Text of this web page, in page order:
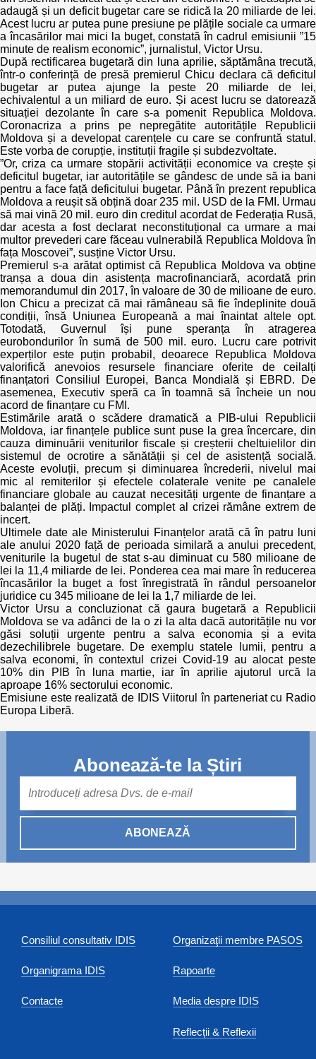
Rapoarte
Inițiative în derulare
Inițiative desfășurate
Manual de proceduri
Note & poziții​
Organigrama IDIS
Anunțuri
Consiliul consulativ internațional IDIS
Politici regionale
Bunele practici
Laborator sociometric
Transparența guvernării locale
People Watch
Proces democratic
Agenda Națională de Business
Puterea hibridă
15 minute de realism economic
Trend Hunter
Buletin EU-STRAT
Aplică la BUNELE PRACTICI
Transparența întreprinderilor de stat
Cele mai bune și cele mai proaste politici locale din
Moldova
Democrația, independența și transparența instituțiilor
publice-cheie din Moldova
Achiziții publice
Achizițiile publice în vizorul societății civile
adaugă și un deficit bugetar care se ridică la 20 miliarde de lei.
Acest lucru ar putea pune presiune pe plățile sociale ca urmare
a încasărilor mai mici la buget, constată în cadrul emisiunii ”15
minute de realism economic”, jurnalistul, Victor Ursu.
După rectificarea bugetară din luna aprilie, săptămâna trecută,
într-o conferință de presă premierul Chicu declara că deficitul
bugetar ar putea ajunge la peste 20 miliarde de lei,
echivalentul a un miliard de euro. Și acest lucru se datorează
situației dezolante în care s-a pomenit Republica Moldova.
Coronacriza a prins pe nepregătite autoritățile Republicii
Moldova și a developat carențele cu care se confruntă statul.
Este vorba de corupție, instituții fragile și subdezvoltate.
”Or, criza ca urmare stopării activității economice va crește și
deficitul bugetar, iar autoritățile se gândesc de unde să ia bani
pentru a face față deficitului bugetar. Până în prezent republica
Moldova a reușit să obțină doar 235 mil. USD de la FMI. Urmau
să mai vină 20 mil. euro din creditul acordat de Federația Rusă,
dar acesta a fost declarat neconstituțional ca urmare a mai
multor prevederi care făceau vulnerabilă Republica Moldova în
fața Moscovei”, susține Victor Ursu.
Premierul s-a arătat optimist că Republica Moldova va obține
tranșa a doua din asistența macrofinanciară, acordată prin
memorandumul din 2017, în valoare de 30 de milioane de euro.
Ion Chicu a precizat că mai rămâneau să fie îndeplinite două
condiții, însă Uniunea Europeană a mai înaintat altele opt.
Totodată, Guvernul își pune speranța în atragerea
eurobondurilor în sumă de 500 mil. euro. Lucru care potrivit
experților este puțin probabil, deoarece Republica Moldova
valorifică anevoios resursele financiare oferite de ceilalți
finanțatori Consiliul Europei, Banca Mondială și EBRD. De
asemenea, Executiv speră ca în toamnă să încheie un nou
acord de finanțare cu FMI.
Estimările arată o scădere dramatică a PIB-ului Republicii
Moldova, iar finanțele publice sunt puse la grea încercare, din
cauza diminuării veniturilor fiscale și creșterii cheltuielilor din
sistemul de ocrotire a sănătății și cel de asistență socială.
Aceste evoluții, precum și diminuarea încrederii, nivelul mai
mic al remiterilor și efectele colaterale venite pe canalele
financiare globale au cauzat necesități urgente de finanțare a
balanței de plăți. Impactul complet al crizei rămâne extrem de
incert.
Ultimele date ale Ministerului Finanțelor arată că în patru luni
ale anului 2020 față de perioada similară a anului precedent,
veniturile la bugetul de stat s-au diminuat cu 580 milioane de
lei la 11,4 miliarde de lei. Ponderea cea mai mare în reducerea
încasărilor la buget a fost înregistrată în rândul persoanelor
juridice cu 345 milioane de lei la 1,7 miliarde de lei.
Victor Ursu a concluzionat că gaura bugetară a Republicii
Moldova se va adânci de la o zi la alta dacă autoritățile nu vor
găsi soluții urgente pentru a salva economia și a evita
dezechilibrele bugetare. De exemplu statele lumii, pentru a
salva economi, în contextul crizei Covid-19 au alocat peste
10% din PIB în luna martie, iar în aprilie ajutorul urcă la
aproape 16% sectorului economic.
Emisiune este realizată de IDIS Viitorul în parteneriat cu Radio
Europa Liberă.
Abonează-te la Știri
ABONEAZĂ
Consiliul consultativ IDIS
Organigrama IDIS
Contacte
Organizaţii membre PASOS
Rapoarte
Media despre IDIS
Reflecții & Reflexii